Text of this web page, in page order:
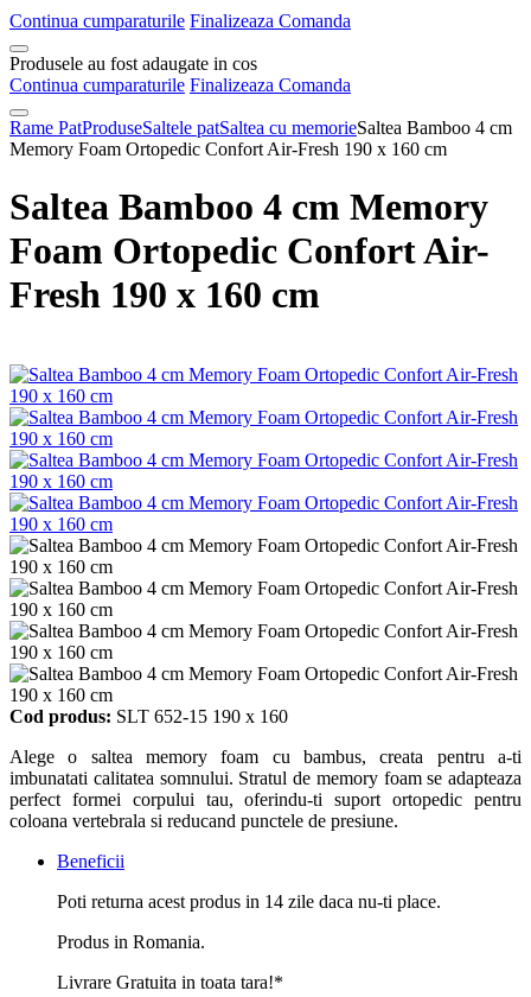
Continua cumparaturile Finalizeaza Comanda
Produsele au fost adaugate in cos
Continua cumparaturile Finalizeaza Comanda
Rame PatProduseSaltele patSaltea cu memorieSaltea Bamboo 4 cm
Memory Foam Ortopedic Confort Air-Fresh 190 x 160 cm
Saltea Bamboo 4 cm Memory
Foam Ortopedic Confort Air-
Fresh 190 x 160 cm
Cod produs: SLT 652-15 190 x 160
Alege o saltea memory foam cu bambus, creata pentru a-ti
imbunatati calitatea somnului. Stratul de memory foam se adapteaza
perfect formei corpului tau, oferindu-ti suport ortopedic pentru
coloana vertebrala si reducand punctele de presiune.
Beneficii
Poti returna acest produs in 14 zile daca nu-ti place.
Produs in Romania.
Livrare Gratuita in toata tara!*